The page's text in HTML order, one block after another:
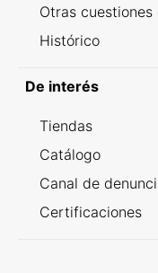
Otras
Histórico
De interés
Tiendas
Catálogo
Canal de
Certificaciones